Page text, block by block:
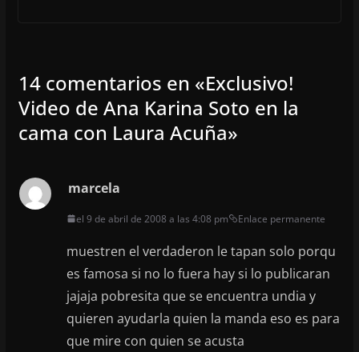
14 comentarios en «Exclusivo!
Video de Ana Karina Soto en la
cama con Laura Acuña»
marcela
el 9 de abril de 2008 a las 4:08 pm Enlace permanente
muestren el verdaderon le tapan solo porqu
es famosa si no lo fuera hay si lo publicaran
jajaja pobresita que se encuentra undia y
quieren ayudarla quien la manda eso es para
que mire con quien se acusta